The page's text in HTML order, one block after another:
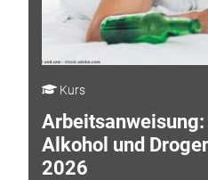
Kurs
Alkohol und
2026